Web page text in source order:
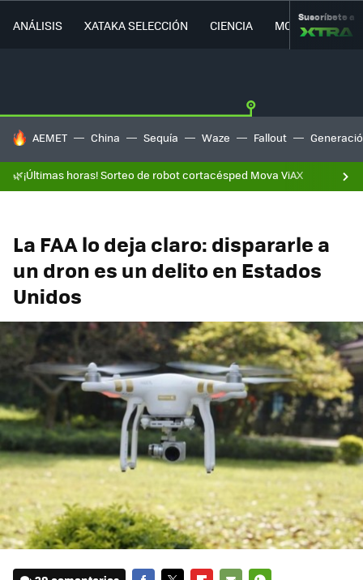
ANÁLISIS XATAKA SELECCIÓN CIENCIA MOVILIDAD
Suscríbete a
HOY SE HABLA DE
AEMET China Sequía Waze Fallout
🌿¡Últimas horas! Sorteo de robot cortacésped Mova ViAX
La FAA lo deja claro: dispararle a
un dron es un delito en Estados
Unidos